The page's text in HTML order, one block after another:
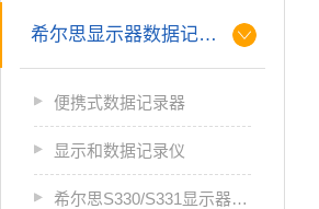
希尔思显示器数据记录仪
便携式数据记录器
显示和数据记录仪
希尔思S330/S331显示器数据记录仪